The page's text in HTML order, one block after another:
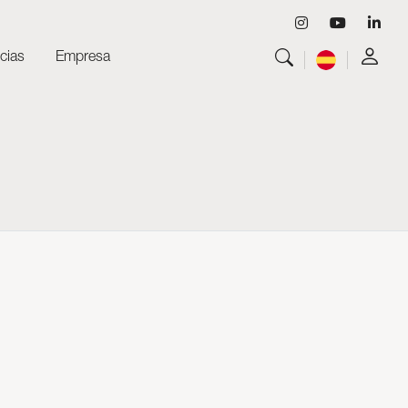
Empresa
Carril trifásico (230V)